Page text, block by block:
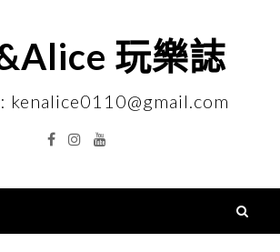
玩樂誌
kenalice0110@gmail.com
FacebookInstagramYouTube